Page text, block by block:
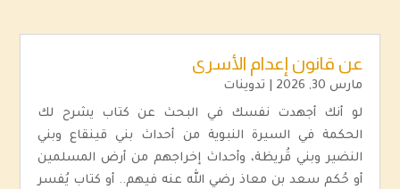
عن قانون إعدام الأسرى
مارس 30, 2026 تدوينات
لو أنك أجهدت نفسك في البحث عن كتاب يشرح لك
الحكمة في السيرة النبوية من أحداث بني قينقاع وبني
النضير وبني قُريظة، وأحداث إخراجهم من أرض المسلمين
أو حُكم سعد بن معاذ رضي الله عنه فيهم.. أو كتاب يُفسر